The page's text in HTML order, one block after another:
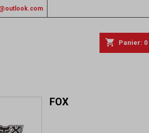
shopping_cart Panier: 0
FOX